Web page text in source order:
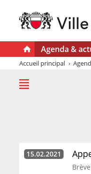
Agenda &
Accueil principal
15.02.2021
Brève